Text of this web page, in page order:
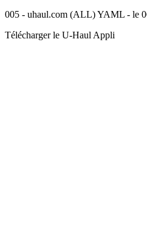
005 - uhaul.com (ALL) YAML - le
Télécharger le U-Haul Appli